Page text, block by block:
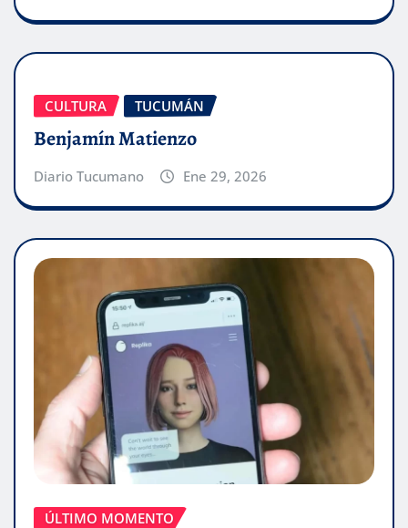
CULTURA TUCUMÁN
Benjamín Matienzo
Diario Tucumano Ene 29, 2026
ÚLTIMO MOMENTO